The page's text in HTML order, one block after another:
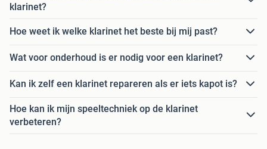
klarinet?
Hoe weet ik welke klarinet het beste bij mij past?
Wat voor onderhoud is er nodig voor een klarinet?
Kan ik zelf een klarinet repareren als er iets kapot is?
Hoe kan ik mijn speeltechniek op de klarinet
verbeteren?